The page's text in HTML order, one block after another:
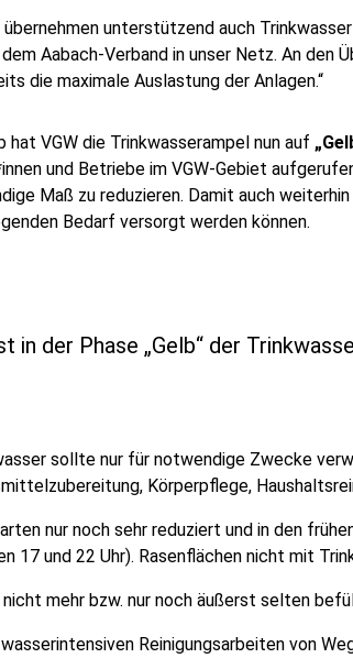
übernehmen unterstützend auch
Aabach-Verband in unser Netz. An den
die maximale Auslastung der Anlagen.“
hat VGW die Trinkwasserampel nun auf
und Betriebe im VGW-Gebiet
Maß zu reduzieren. Damit auch
Bedarf versorgt werden können.
in der Phase „Gelb“ der
sollte nur für notwendige Zwecke
Körperpflege,
nur noch sehr reduziert und in den
17 und 22 Uhr). Rasenflächen nicht mit
nicht mehr bzw. nur noch äußerst selten
wasserintensiven Reinigungsarbeiten von